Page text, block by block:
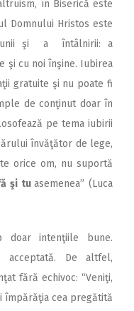
în Biserică este
Domnului Hristos este
şi a întâlnirii: a
şi cu noi înşine. Iubirea
gratuite şi nu poate fi
de conţinut doar în
pe tema iubirii
învăţător de lege,
orice om, nu suportă
şi tuasemenea” (Luca
doar intenţiile bune.
acceptată. De altfel,
fără echivoc: “Veniţi,
împărăţia cea pregătită